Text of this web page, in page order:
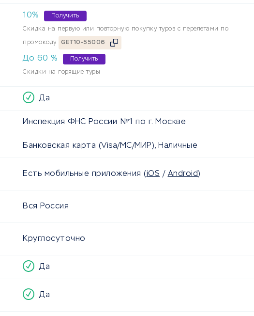
10% Получить
Скидка на первую или повторную покупку туров с перелетами по
промокоду GET10-55006
До 60 % Получить
Скидки на горящие туры
Да
Инспекция ФНС России №1 по г. Москве
Банковская карта (Visa/MC/МИР), Наличные
Есть мобильные приложения (iOS / Android)
Вся Россия
Круглосуточно
Да
Да